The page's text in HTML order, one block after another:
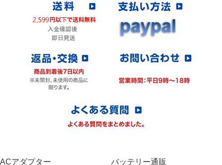
ACアダプター バッテリー通販